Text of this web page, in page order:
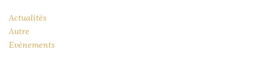
Actualités
Autre
Evénements